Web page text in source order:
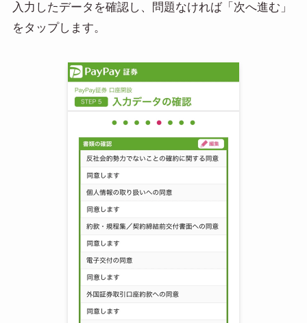
入力したデータを確認し、問題なければ「次へ進む」
をタップします。